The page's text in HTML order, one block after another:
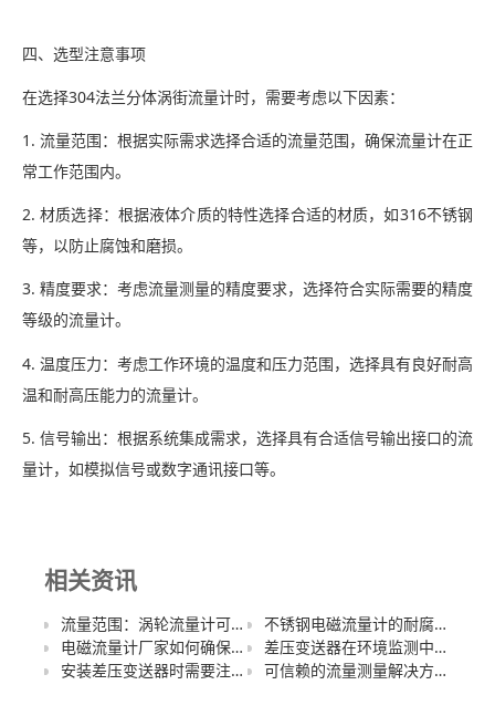
四、选型注意事项
在选择304法兰分体涡街流量计时，需要考虑以下因素：
1. 流量范围：根据实际需求选择合适的流量范围，确保流量计在正
常工作范围内。
2. 材质选择：根据液体介质的特性选择合适的材质，如316不锈钢
等，以防止腐蚀和磨损。
3. 精度要求：考虑流量测量的精度要求，选择符合实际需要的精度
等级的流量计。
4. 温度压力：考虑工作环境的温度和压力范围，选择具有良好耐高
温和耐高压能力的流量计。
5. 信号输出：根据系统集成需求，选择具有合适信号输出接口的流
量计，如模拟信号或数字通讯接口等。
相关资讯
流量范围：涡轮流量计可以测量的流量范围是多少？
不锈钢电磁流量计的耐腐蚀性如何？能在哪些腐蚀性介质中使用？
电磁流量计厂家如何确保产品的测量精度和稳定性？
差压变送器在环境监测中的作用和应用
安装差压变送器时需要注意哪些问题？如何确保安装的正确性以保证测量的准确性？
可信赖的流量测量解决方案提供者：电磁流量计